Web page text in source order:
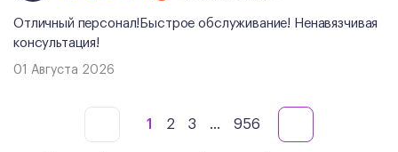
Отличный персонал!Быстрое обслуживание! Ненавязчивая
консультация!
01 Августа 2026
1 2 3 ... 956